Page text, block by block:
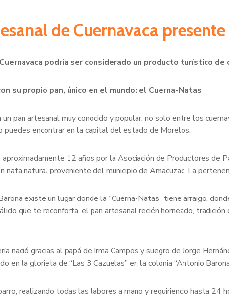
de Cuernavaca
podría ser considerado un producto turístico de
su propio pan, único en el mundo: el Cuerna-Natas
un pan artesanal muy conocido y popular, no solo entre los
puedes encontrar en la capital del estado de Morelos.
aproximadamente 12 años por la Asociación de Productores de
nata natural proveniente del municipio de Amacuzac. La
existe un lugar donde la “Cuerna-Natas” tiene arraigo,
que te reconforta, el pan artesanal recién horneado,
nació gracias al papá de Irma Campos y suegro de Jorge
en la glorieta de “Las 3 Cazuelas” en la colonia “Antonio
realizando todas las labores a mano y requiriendo hasta